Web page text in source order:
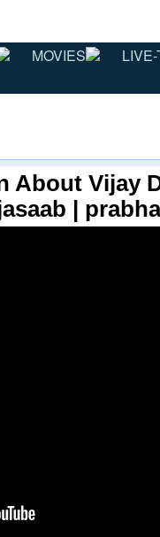
MOVIES
About Vijay
|